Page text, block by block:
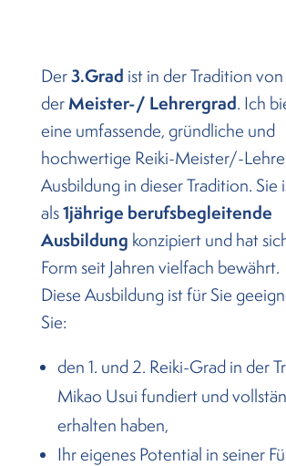
Der3.Grad ist in der Tradition
derMeister-/ Lehrergrad. Ich
eine umfassende, gründliche und
hochwertige Reiki-Meister/-
Ausbildung in dieser Tradition. Sie
als1jährige berufsbegleitende
Ausbildung konzipiert und hat
Form seit Jahren vielfach bewährt.
Diese Ausbildung ist für Sie
Sie:
den 1. und 2. Reiki-Grad in der
Mikao Usui fundiert und
erhalten haben,
Ihr eigenes Potential in seiner